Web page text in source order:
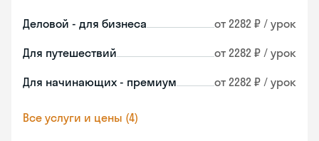
Деловой - для бизнеса от 2282 ₽ / урок
Для путешествий от 2282 ₽ / урок
Для начинающих - премиум от 2282 ₽ / урок
Все услуги и цены (4)